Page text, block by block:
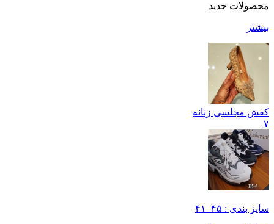
محصولات جدید
بیشتر
کفش مجلسی زنانه
۷
سایز بندی : ۴۵_۴۱